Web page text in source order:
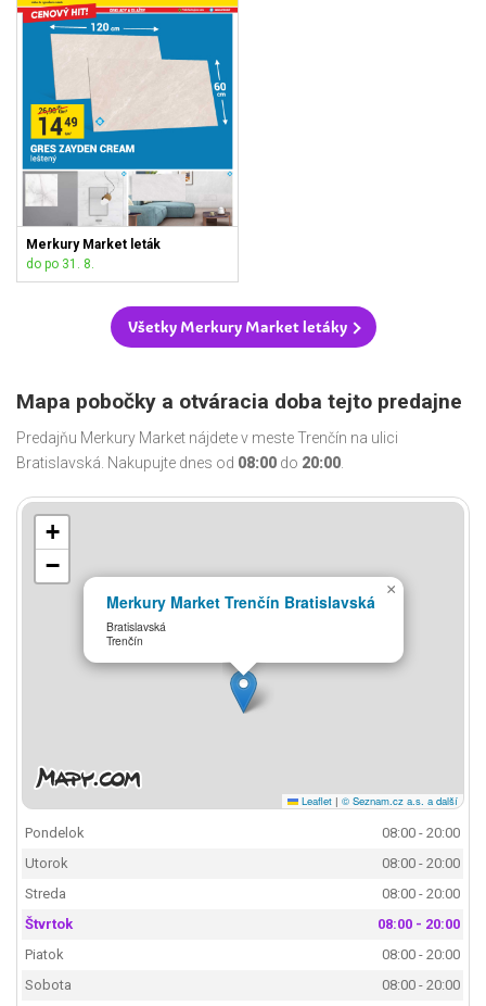
Merkury Market leták
do po 31. 8.
Všetky Merkury Market letáky
Mapa pobočky a otváracia doba tejto predajne
Predajňu Merkury Market nájdete v meste Trenčín na ulici
Bratislavská. Nakupujte dnes od 08:00 do 20:00
Merkury Market Trenčín Bratislavská
Bratislavská
Trenčín
×
+
−
Leaflet | © Seznam.cz a.s. a další
Pondelok
08:00 - 20:00
Utorok
08:00 - 20:00
Streda
08:00 - 20:00
Štvrtok
08:00 - 20:00
Piatok
08:00 - 20:00
Sobota
08:00 - 20:00